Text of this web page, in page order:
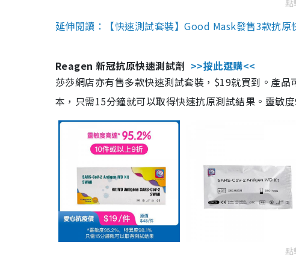
延伸閱讀：【快速測試套裝】Good Mask發售3款抗
Reagen 新冠抗原快速測試劑 >>按此選購<<
莎莎網店亦有售多款快速測試套裝，$19就買到。產
本，只需15分鐘就可以取得快速抗原測試結果。靈敏